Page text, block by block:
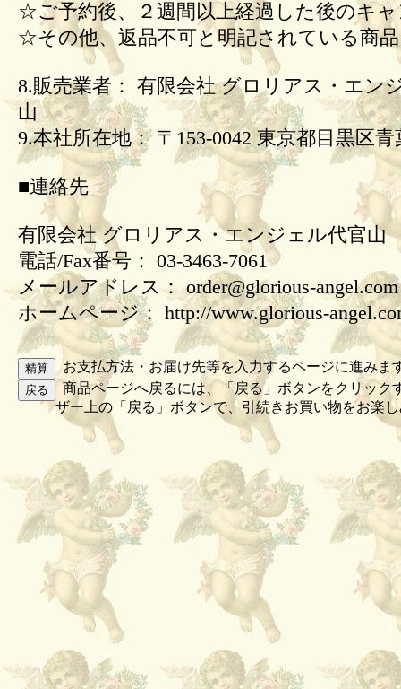
☆ご予約後、２週間以上経過した後のキ
☆その他、返品不可と明記されている商
8.販売業者： 有限会社 グロリアス・エン
山
9.本社所在地： 〒153-0042 東京都目黒区青
■連絡先
有限会社 グロリアス・エンジェル代官山
電話/Fax番号： 03-3463-7061
メールアドレス： order@glorious-angel.com
ホームページ： http://www.glorious-
お支払方法・お届け先等を入力するページに進みま
商品ページへ戻るには、「戻る」ボタンをクリック
ザー上の「戻る」ボタンで、引続きお買い物をお楽